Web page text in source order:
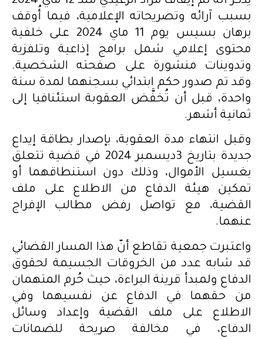
بسبب آرائه وتصريحاته الإعلامية، فيما أُوقف
برهان بسيس يوم 11 ماي 2024 على خلفية
محتوى إعلامي شمل برامج إذاعية وتلفزية
وتدوينات منشورة على صفحته الشخصية.
وقد تم صدور حكم ابتدائي بسجنهما لمدة سنة
واحدة، قبل أن تُخفَّض العقوبة استئنافيا إلى
ثمانية أشهر.
وقبل انتهاء مدة العقوبة، بإصدار بطاقة إيداع
جديدة بتاريخ 3ديسمبر 2024 في قضية تتعلق
بغسيل الأموال، وذلك دون استنطاقهما أو
تمكين هيئة الدفاع من الاطلاع على ملف
القضية، مع تواصل رفض مطالب الإفراج
عنهما.
واعتبرت جمعية تقاطع أنّ هذا المسار القضائي
قد شابه عدد من الخروقات الجسيمة لحقوق
الدفاع ولمبدأ قرينة البراءة، حيث حُرم المتهمان
من حقهما في الدفاع عن نفسيهما وفي
الاطلاع على ملف القضية وإعداد وسائل
الدفاع، في مخالفة صريحة للضمانات